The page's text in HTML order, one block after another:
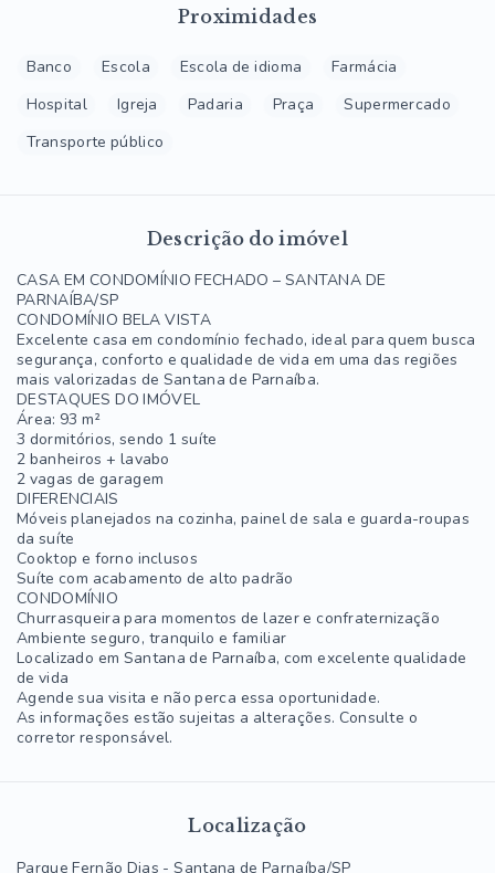
Proximidades
Banco Escola Escola de idioma
Farmácia
Hospital
Igreja Padaria Praça
Supermercado
Transporte público
Descrição do imóvel
CASA EM CONDOMÍNIO FECHADO – SANTANA DE
PARNAÍBA/SP
CONDOMÍNIO BELA VISTA
Excelente casa em condomínio fechado, ideal para quem busca
segurança, conforto e qualidade de vida em uma das regiões
mais valorizadas de Santana de Parnaíba.
DESTAQUES DO IMÓVEL
Área: 93 m²
3 dormitórios, sendo 1 suíte
2 banheiros + lavabo
2 vagas de garagem
DIFERENCIAIS
Móveis planejados na cozinha, painel de sala e guarda-roupas
da suíte
Cooktop e forno inclusos
Suíte com acabamento de alto padrão
CONDOMÍNIO
Churrasqueira para momentos de lazer e confraternização
Ambiente seguro, tranquilo e familiar
Localizado em Santana de Parnaíba, com excelente qualidade
de vida
Agende sua visita e não perca essa oportunidade.
As informações estão sujeitas a alterações. Consulte o
corretor responsável.
Localização
Parque Fernão Dias - Santana de Parnaíba/SP